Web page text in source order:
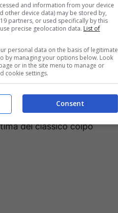
zip, e con la faccia
in tale maniera. In
del classico colpo
and information from your device
other device data) may be stored by,
partners, or used specifically by this
precise geolocation data. List of
personal data on the basis of legitimate
by managing your options below. Look
or in the site menu to manage or
cookie settings.
Consent